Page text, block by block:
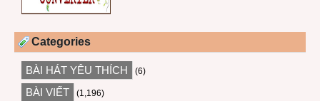
Categories
BÀI HÁT YÊU THÍCH (6)
BÀI VIẾT (1,196)